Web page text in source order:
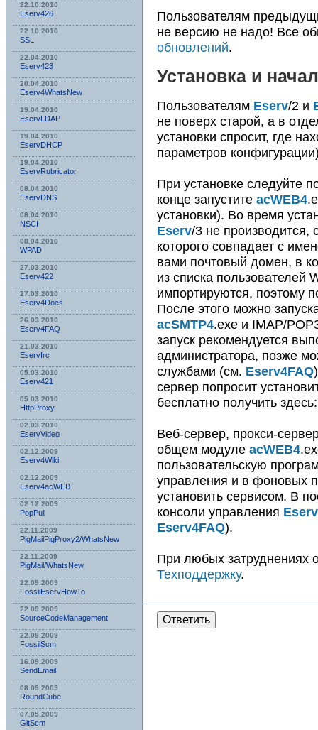
22.10.2010
Eserv426
22.10.2010
SSL
22.04.2010
Eserv423
20.04.2010
Eserv4WhatsNew
19.04.2010
EservLDAP
19.04.2010
EservDHCP
19.04.2010
EservRubricator
08.04.2010
EservDNS
08.04.2010
NSСI
08.04.2010
WPAD
27.03.2010
Eserv422
27.03.2010
Eserv4Docs
26.03.2010
Eserv4FAQ
21.03.2010
EservIrc
05.03.2010
Eserv421
05.03.2010
HttpProxy
02.03.2010
EservVideo
02.12.2009
Eserv4Wiki
02.12.2009
Eserv4acWEB
02.12.2009
PopPull
22.11.2009
PigMailPigProxy2/WhatsNew
22.11.2009
PigMail/WhatsNew
22.09.2009
FossilEservHowTo
22.09.2009
SourceCodeManagement
22.09.2009
FossilScm
16.09.2009
SendEmail
08.09.2009
RoundCube
07.05.2009
GitScm
Пользователям
не версию не надо! Все
обновлений.
Установка и
Пользователям Eserv/2 и
не поверх старой, а в
установки спросит, где
параметров
При установке следуйте
конце запустите acWEB4
установки). Во время
Eserv/3 не производится,
которого совпадает с
вами почтовый домен, в
из списка пользователей
импортируются, поэтому
После этого можно
acSMTP4.exe и IMAP/
запуск рекомендуется
администратора, позже
службами (см. Eserv4FAQ
сервер попросит
бесплатно получить
Веб-сервер, прокси-
общем модуле acWEB4
пользовательскую
управления и в фоновых
установить сервисом. В
консоли управления Eserv
Eserv4FAQ).
При любых затруднениях
Техподдержку.
Ответить